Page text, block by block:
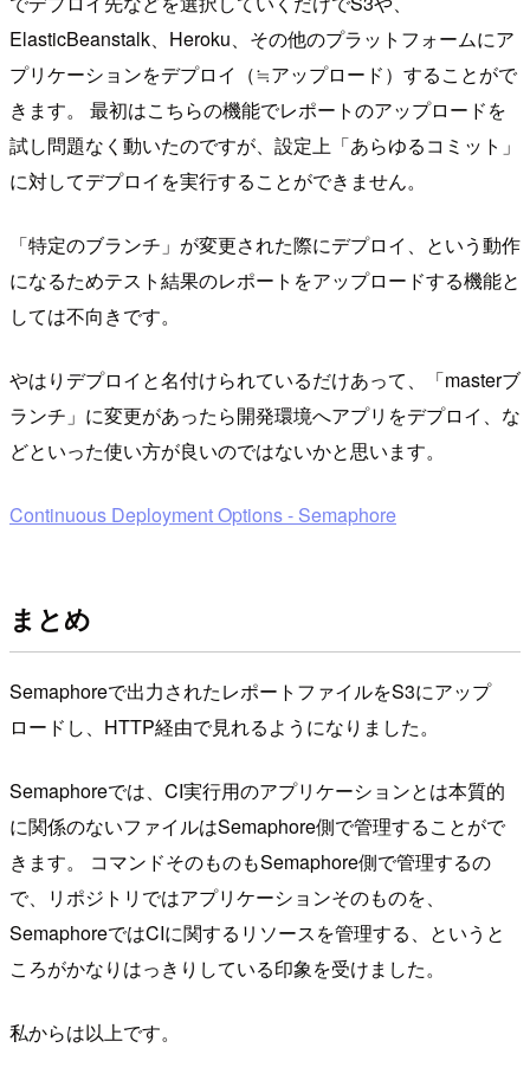
ElasticBeanstalk、Heroku、その他のプラットフォームにア
プリケーションをデプロイ（≒アップロード）することがで
きます。 最初はこちらの機能でレポートのアップロードを
試し問題なく動いたのですが、設定上「あらゆるコミット」
に対してデプロイを実行することができません。
「特定のブランチ」が変更された際にデプロイ、という動作
になるためテスト結果のレポートをアップロードする機能と
しては不向きです。
やはりデプロイと名付けられているだけあって、「masterブ
ランチ」に変更があったら開発環境へアプリをデプロイ、な
どといった使い方が良いのではないかと思います。
Continuous Deployment Options - Semaphore
まとめ
Semaphoreで出力されたレポートファイルをS3にアップ
ロードし、HTTP経由で見れるようになりました。
Semaphoreでは、CI実行用のアプリケーションとは本質的
に関係のないファイルはSemaphore側で管理することがで
きます。 コマンドそのものもSemaphore側で管理するの
で、リポジトリではアプリケーションそのものを、
SemaphoreではCIに関するリソースを管理する、というと
ころがかなりはっきりしている印象を受けました。
私からは以上です。